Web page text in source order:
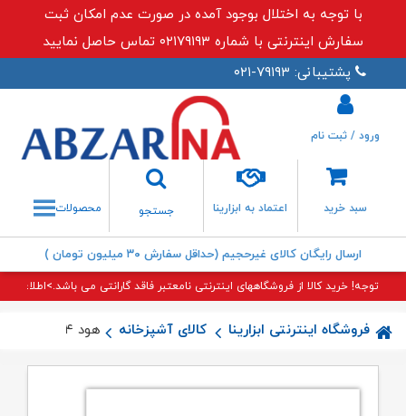
با توجه به اختلال بوجود آمده در صورت عدم امکان ثبت
سفارش اینترنتی با شماره ۰۲۱۷۹۱۹۳ تماس حاصل نمایید
پشتیبانی: ۷۹۱۹۳-۰۲۱
سبد خرید اعتماد به ابزارینا
جستجو
جستجو
ورود / ثبت نام
محصولات
ارسال رایگان کالای غیرحجیم (حداقل سفارش ۳۰ میلیون تومان )
توجه! خرید کالا از فروشگاههای اینترنتی نامعتبر فاقد گارانتی می باشد.>اطلاعات
فروشگاه اینترنتی ابزارینا کالای آشپزخانه هود H۲۴ اخوان